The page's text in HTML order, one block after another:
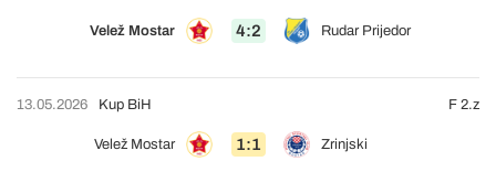
Velež Mostar 4:2 Rudar Prijedor
13.05.2026
Velež Mostar 1:1 Zrinjski
Kup BiH F 2.z